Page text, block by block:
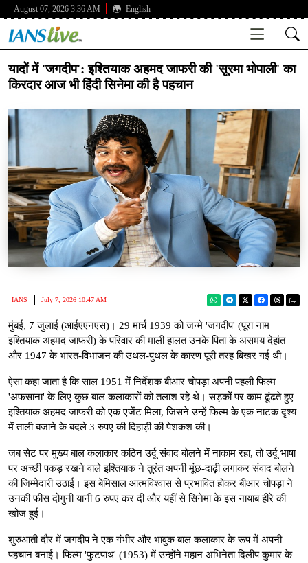
August 07, 2026 3:36 AM English
यादों में 'जगदीप': इश्तियाक अहमद जाफरी की 'सूरमा भोपाली' का
किरदार आज भी हिंदी सिनेमा की है पहचान
IANS July 7, 2026 10:47 AM
मुंबई, 7 जुलाई (आईएएनएस)। 29 मार्च 1939 को जन्मे 'जगदीप' (पूरा नाम
इश्तियाक अहमद जाफरी) के परिवार की माली हालत उनके पिता के असमय देहांत
और 1947 के भारत-विभाजन की उथल-पुथल के कारण पूरी तरह बिखर गई थी।
ऐसा कहा जाता है कि साल 1951 में निर्देशक बीआर चोपड़ा अपनी पहली फिल्म
'अफसाना' के लिए कुछ बाल कलाकारों को तलाश रहे थे। सड़कों पर काम ढूंढते हुए
इश्तियाक अहमद जाफरी को एक एजेंट मिला, जिसने उन्हें फिल्म के एक नाटक दृश्य
में ताली बजाने के बदले 3 रुपए की दिहाड़ी की पेशकश की।
जब सेट पर मुख्य बाल कलाकार कठिन उर्दू संवाद बोलने में नाकाम रहा, तो उर्दू भाषा
पर अच्छी पकड़ रखने वाले इश्तियाक ने तुरंत अपनी मूंछ-दाढ़ी लगाकर संवाद बोलने
की जिम्मेदारी उठाई। इस बेमिसाल आत्मविश्वास से प्रभावित होकर बीआर चोपड़ा ने
उनकी फीस दोगुनी यानी 6 रुपए कर दी और यहीं से सिनेमा के इस नायाब हीरे की
खोज हुई।
शुरुआती दौर में जगदीप ने एक गंभीर और भावुक बाल कलाकार के रूप में अपनी
पहचान बनाई। फिल्म 'फुटपाथ' (1953) में उन्होंने महान अभिनेता दिलीप कुमार के